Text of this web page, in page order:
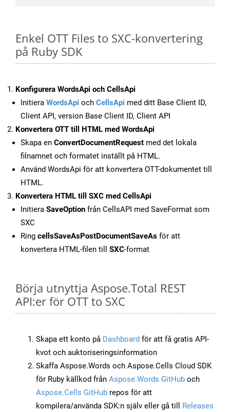
Enkel OTT Files to SXC-konvertering
på Ruby SDK
Konfigurera WordsApi och CellsApi
Initiera WordsApi och CellsApi med ditt Base Client ID,
Client API, version Base Client ID, Client API
Konvertera OTT till HTML med WordsApi
Skapa en ConvertDocumentRequest med det lokala
filnamnet och formatet inställt på HTML.
Använd WordsApi för att konvertera OTT-dokumentet till
HTML.
Konvertera HTML till SXC med CellsApi
Initiera SaveOption från CellsAPI med SaveFormat som
SXC
Ring cellsSaveAsPostDocumentSaveAs för att
konvertera HTML-filen till SXC-format
Börja utnyttja Aspose.Total REST
API:er för OTT to SXC
Skapa ett konto på Dashboard för att få gratis API-
kvot och auktoriseringsinformation
Skaffa Aspose.Words och Aspose.Cells Cloud SDK
för Ruby källkod från Aspose.Words GitHub och
Aspose.Cells GitHub repos för att
kompilera/använda SDK:n själv eller gå till Releases